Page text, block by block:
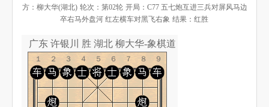
象棋小游戏
方：柳大华(湖北) 轮次：第02轮 开局：C77 五七炮互进三兵对屏风马边
卒右马外盘河 红左横车对黑飞右象 结果：红胜
广东 许银川 胜 湖北 柳大华-象棋道
１２３４５６７８９